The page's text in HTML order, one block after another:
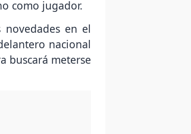
como jugador.
novedades en el
nacional
buscará meterse